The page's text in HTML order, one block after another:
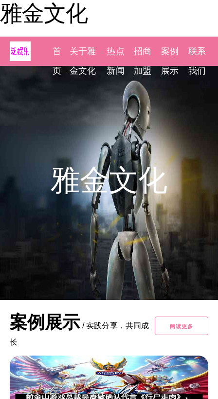
雅金文化
首
页
关于雅
金文化
热点
新闻
招商
加盟
案例
展示
联系
我们
雅金文化
案例展示 / 实践分享，共同成
长
阅读更多